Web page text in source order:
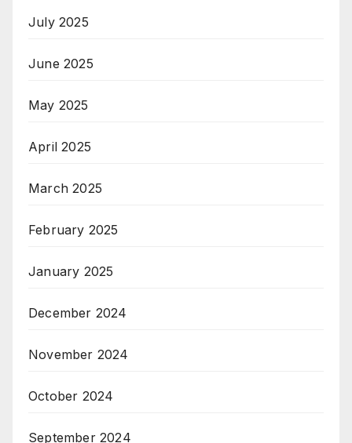
April 2025
March 2025
February 2025
January 2025
December 2024
November 2024
October 2024
September 2024
August 2024
July 2024